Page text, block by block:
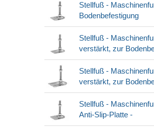
Stellfuß -
Bodenbefestigung
Stellfuß -
verstärkt, zur
Stellfuß -
verstärkt, zur
Stellfuß -
Anti-Slip-Platte -